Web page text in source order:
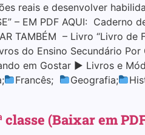
reais e desenvolver
– EM PDF AQUI:
TAMBÉM – Livro “Livro de
do Ensino Secundário Por
em Gostar ▶ Livros e
Francês; Geografia;
(Baixar em